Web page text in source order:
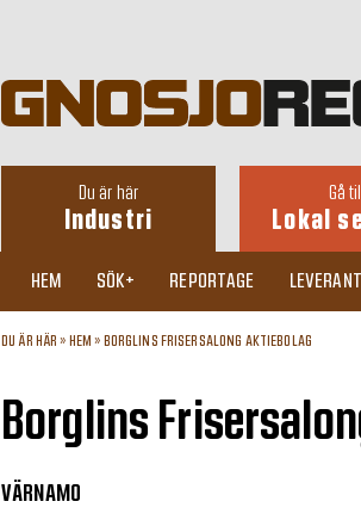
Du är här
Industri
Gå till
Lokal
HEM SÖK+ REPORTAGE
DU ÄR HÄR » HEM » BORGLINS FRISERSALONG AKTIEBOLAG
Borglins
VÄRNAMO